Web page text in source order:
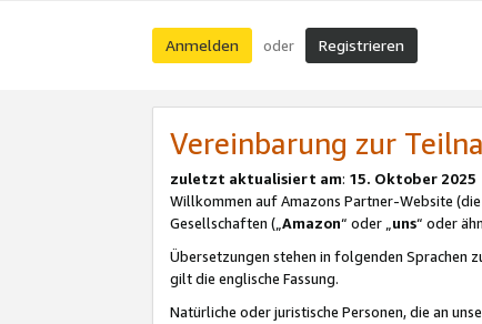
Anmelden oder Registrieren
Vereinbarung zur
zuletzt aktualisiert am: 15. Oktober 2025
Willkommen auf Amazons Partner-Website (die
Gesellschaften („Amazon“ oder „uns“ oder
Übersetzungen stehen in folgenden Sprachen
gilt die englische Fassung.
Natürliche oder juristische Personen, die an